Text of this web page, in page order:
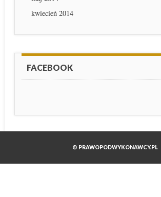
kwiecień 2014
FACEBOOK
© PRAWOPODWYKONAWCY.PL